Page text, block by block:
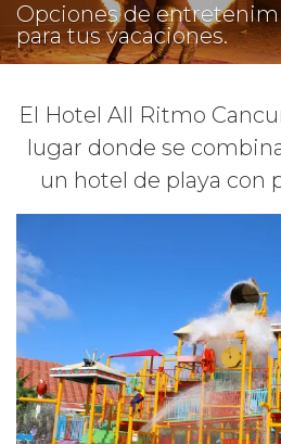
Opciones de
para tus vacaciones.
El Hotel All Ritmo
lugar donde se
un hotel de playa con